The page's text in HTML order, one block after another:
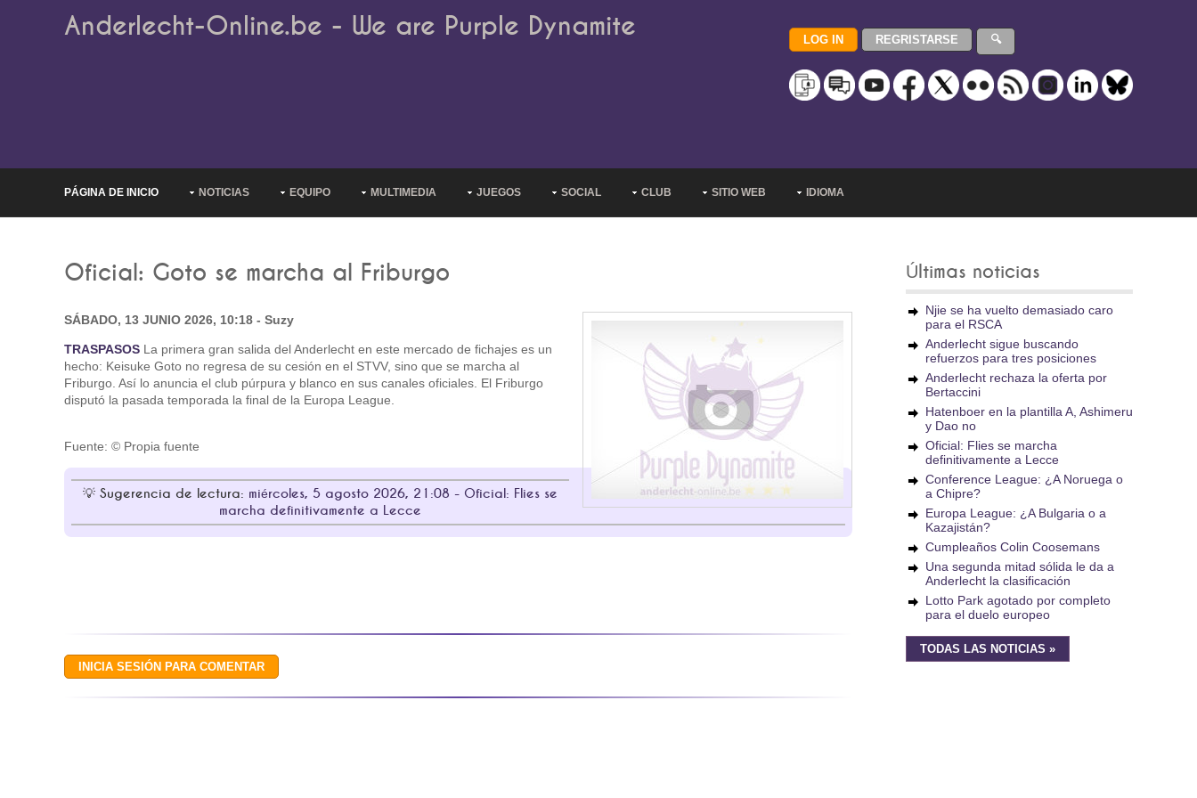
Anderlecht-Online.be - We are Purple Dynamite
PÁGINA DE INICIO NOTICIAS EQUIPO MULTIMEDIA JUEGOS SOCIAL CLUB SITIO WEB IDIOMA
Oficial: Goto se marcha al Friburgo
SÁBADO, 13 JUNIO 2026, 10:18 - Suzy
TRASPASOS La primera gran salida del Anderlecht en este mercado de fichajes es un
hecho: Keisuke Goto no regresa de su cesión en el STVV, sino que se marcha al
Friburgo. Así lo anuncia el club púrpura y blanco en sus canales oficiales. El Friburgo
disputó la pasada temporada la final de la Europa League.
Fuente: © Propia fuente
Sugerencia de lectura: miércoles, 5 agosto 2026, 21:08 - Oficial: Flies se
marcha definitivamente a Lecce
Últimas noticias
Njie se ha vuelto demasiado caro
para el RSCA
Anderlecht sigue buscando
refuerzos para tres posiciones
Anderlecht rechaza la oferta por
Bertaccini
Hatenboer en la plantilla A, Ashimeru
y Dao no
Oficial: Flies se marcha
definitivamente a Lecce
Conference League: ¿A Noruega o
a Chipre?
Europa League: ¿A Bulgaria o a
Kazajistán?
Cumpleaños Colin Coosemans
Una segunda mitad sólida le da a
Anderlecht la clasificación
Lotto Park agotado por completo
para el duelo europeo
TODAS LAS NOTICIAS »